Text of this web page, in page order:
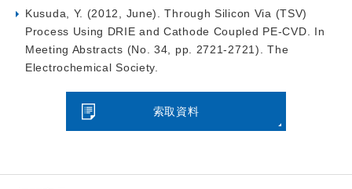
Kusuda, Y. (2012, June). Through Silicon Via (TSV)
Process Using DRIE and Cathode Coupled PE-CVD. In
Meeting Abstracts (No. 34, pp. 2721-2721). The
Electrochemical Society.
索取資料